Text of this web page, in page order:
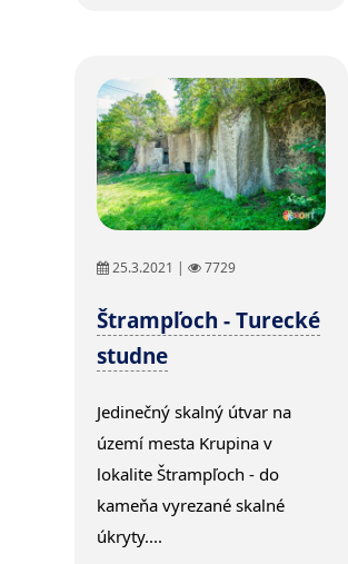
25.3.2021 | 7729
Štrampľoch - Turecké
studne
Jedinečný skalný útvar na
území mesta Krupina v
lokalite Štrampľoch - do
kameňa vyrezané skalné
úkryty....